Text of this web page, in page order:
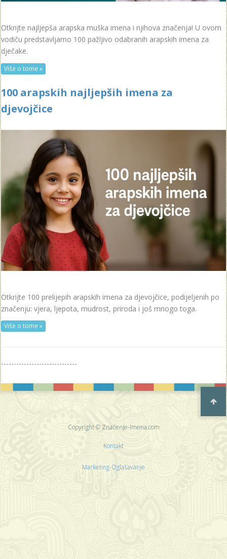
Otkrijte najljepša arapska muška imena i njihova značenja! U ovom
vodiču predstavljamo 100 pažljivo odabranih arapskih imena za
dječake.
Više o tome »
100 arapskih najljepših imena za
djevojčice
Otkrijte 100 prelijepih arapskih imena za djevojčice, podijeljenih po
značenju: vjera, ljepota, mudrost, priroda i još mnogo toga.
Više o tome »
------------------------------
Copyright © Značenje-Imena.com
Kontakt
Marketing-Oglašavanje